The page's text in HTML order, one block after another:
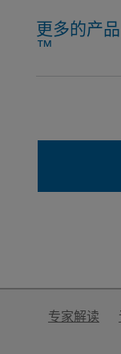
更多的产品
™
专家解读